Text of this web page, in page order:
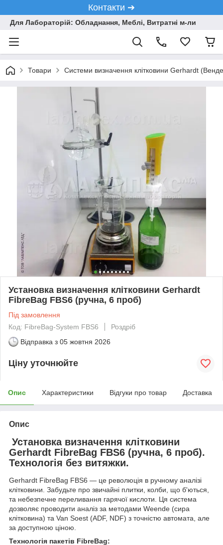
Контакти ➔
Для Лабораторій: Обладнання, Меблі, Витратні м-ли
Товари Системи визначення клітковини Gerhardt
Установка визначення клітковини Gerhardt
FibreBag FBS6 (ручна, 6 проб)
Під замовлення
Код: FibreBag-System FBS6
Роздріб
Відправка з 05 жовтня 2026
Ціну уточнюйте
Опис Характеристики Відгуки про товар Доставка
Опис
Установка визначення клітковини
Gerhardt FibreBag FBS6 (ручна, 6 проб).
Технологія без витяжки.
Gerhardt FibreBag FBS6 — це революція в ручному аналізі
клітковини. Забудьте про звичайні плитки, колби, що б'ються,
та небезпечне переливання гарячої кислоти. Ця система
дозволяє проводити аналіз за методами Weende (сира
клітковина) та Van Soest (ADF, NDF) з точністю автомата, але
за доступною ціною.
Технологія пакетів FibreBag: